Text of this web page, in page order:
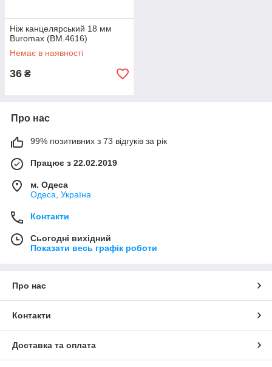
Ніж канцелярський 18 мм
Buromax (BM.4616)
Немає в наявності
36 ₴
Про нас
99% позитивних з 73 відгуків за рік
Працює з 22.02.2019
м. Одеса
Одеса, Україна
Контакти
Сьогодні вихідний
Показати весь графік роботи
Про нас
Контакти
Доставка та оплата